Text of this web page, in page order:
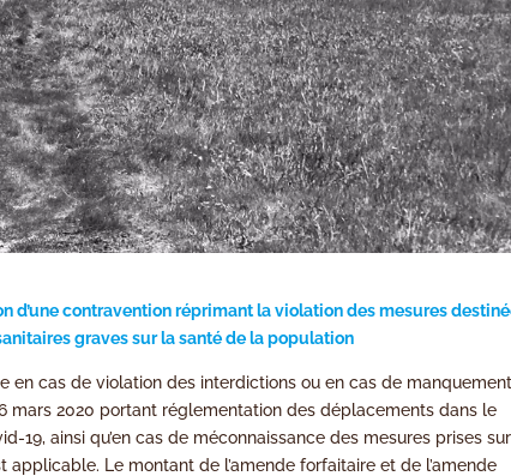
d’une contravention réprimant la violation des mesures
graves sur la santé de la population
en cas de violation des interdictions ou en cas de
mars 2020 portant réglementation des déplacements dans le
ainsi qu’en cas de méconnaissance des mesures prises
Le montant de l’amende forfaitaire et de l’amende